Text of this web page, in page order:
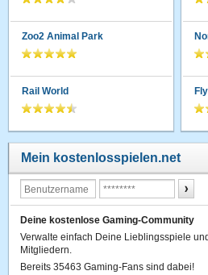
Zoo2 Animal Park
Rail World
Mein kostenlosspielen.net
Deine kostenlose Gaming-Community
Verwalte einfach Deine Lieblingsspiele
Mitgliedern.
Bereits 35463 Gaming-Fans sind dabei!